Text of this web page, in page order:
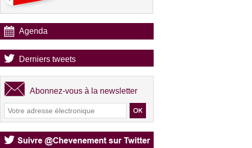
Agenda
Derniers tweets
Abonnez-vous à la newsletter